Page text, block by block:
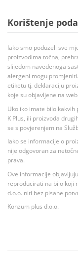
Korištenje
Iako smo poduzeli sve
proizvodima točna,
slijedom navedenoga
alergeni mogu
etiketu tj. deklaraciju
koje su objavljene na
Ukoliko imate bilo
K Plus, ili proizvoda
se s povjerenjem na
Iako se informacije o
nije odgovoran za
prava.
Ove informacije
reproducirati na bilo koji
d.o.o. niti bez pisane
Konzum plus d.o.o.